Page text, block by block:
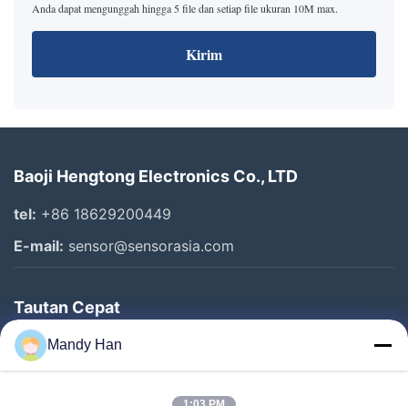
Anda dapat mengunggah hingga 5 file dan setiap file ukuran 10M max.
Kirim
Baoji Hengtong Electronics Co., LTD
tel: +86 18629200449
E-mail: sensor@sensorasia.com
Tautan Cepat
Rumah
Produk
Mandy Han